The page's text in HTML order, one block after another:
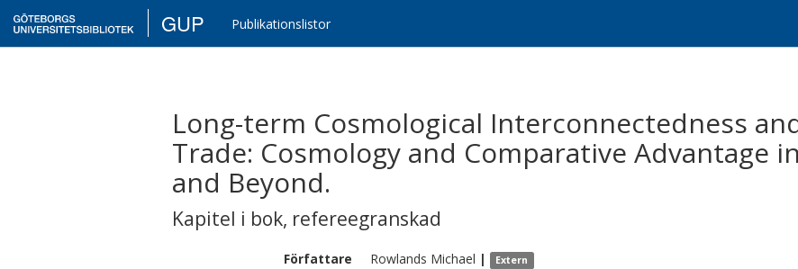
GUP Publikationslistor
Long-term Cosmological Interconnectedness
Trade: Cosmology and Comparative Advantage
and Beyond.
Kapitel i bok, refereegranskad
Författare Rowlands Michael | Extern